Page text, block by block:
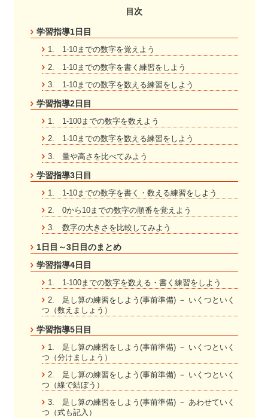
目次
学習指導1日目
1. 1-10までの数字を覚えよう
2. 1-10までの数字を書く練習をしよう
3. 1-10までの数字を数える練習をしよう
学習指導2日目
1. 1-100までの数字を数えよう
2. 1-10までの数字を数える練習をしよう
3. 量や高さを比べてみよう
学習指導3日目
1. 1-10までの数字を書く・数える練習をしよう
2. 0から10までの数字の順番を覚えよう
3. 数字の大きさを比較してみよう
1日目～3日目のまとめ
学習指導4日目
1. 1-100までの数字を数える・書く練習をしよう
2. 足し算の練習をしよう(事前準備) － いくつといく
つ（数えましょう）
学習指導5日目
1. 足し算の練習をしよう(事前準備) － いくつといく
つ（分けましょう）
2. 足し算の練習をしよう(事前準備) － いくつといく
つ（線で結ぼう）
3. 足し算の練習をしよう(事前準備) － あわせていく
つ（式も記入）